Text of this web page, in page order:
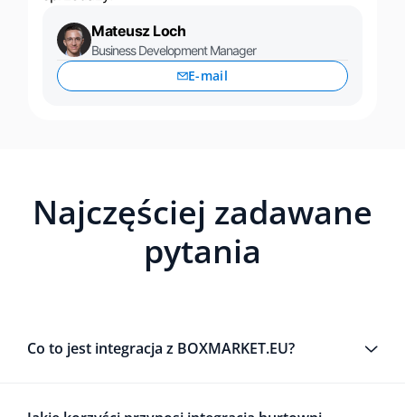
Mateusz Loch
Business Development Manager
E-mail
Najczęściej zadawane
pytania
Co to jest integracja z BOXMARKET.EU?